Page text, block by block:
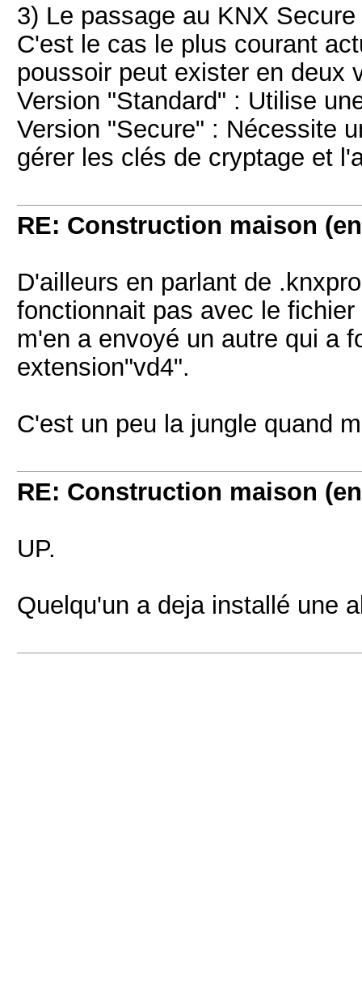
3) Le passage au KNX Secure
C'est le cas le plus courant
poussoir peut exister en deux
Version "Standard" : Utilise
Version "Secure" : Nécessite
gérer les clés de cryptage et
RE: Construction maison
D'ailleurs en parlant de
fonctionnait pas avec le
m'en a envoyé un autre qui a
extension"vd4".
C'est un peu la jungle quand
RE: Construction maison
UP.
Quelqu'un a deja installé une